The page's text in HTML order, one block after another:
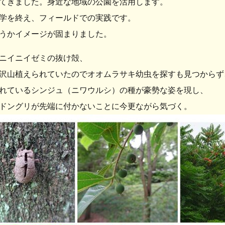
を終え、フィールドでの実践です。
かイメージが固まりました。
イニイゼミの抜け殻、
山植えられていたのでオオムラサキ幼虫を探すも見つから
ているシンジュ（ニワウルシ）の種が豪勢な姿を現し、
ングリが先端に付かないことに今更ながら気づく。